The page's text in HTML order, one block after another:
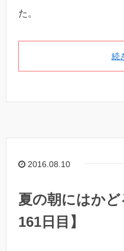
た。
続
2016.08.10
夏の朝にはかど
161日目】